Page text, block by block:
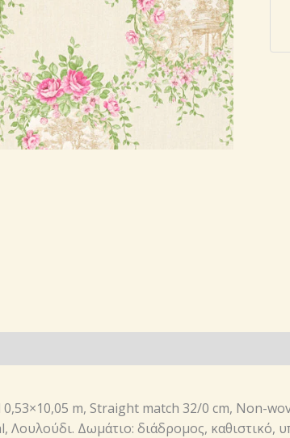
0,53×10,05 m, Straight match 32/0 cm, Non-
Λουλούδι. Δωμάτιο: διάδρομος,